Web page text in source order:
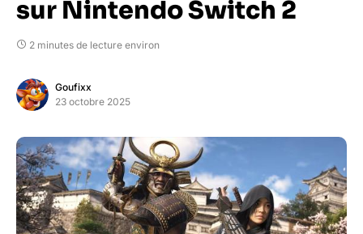
sur Nintendo Switch 2
2 minutes de lecture environ
Goufixx
23 octobre 2025